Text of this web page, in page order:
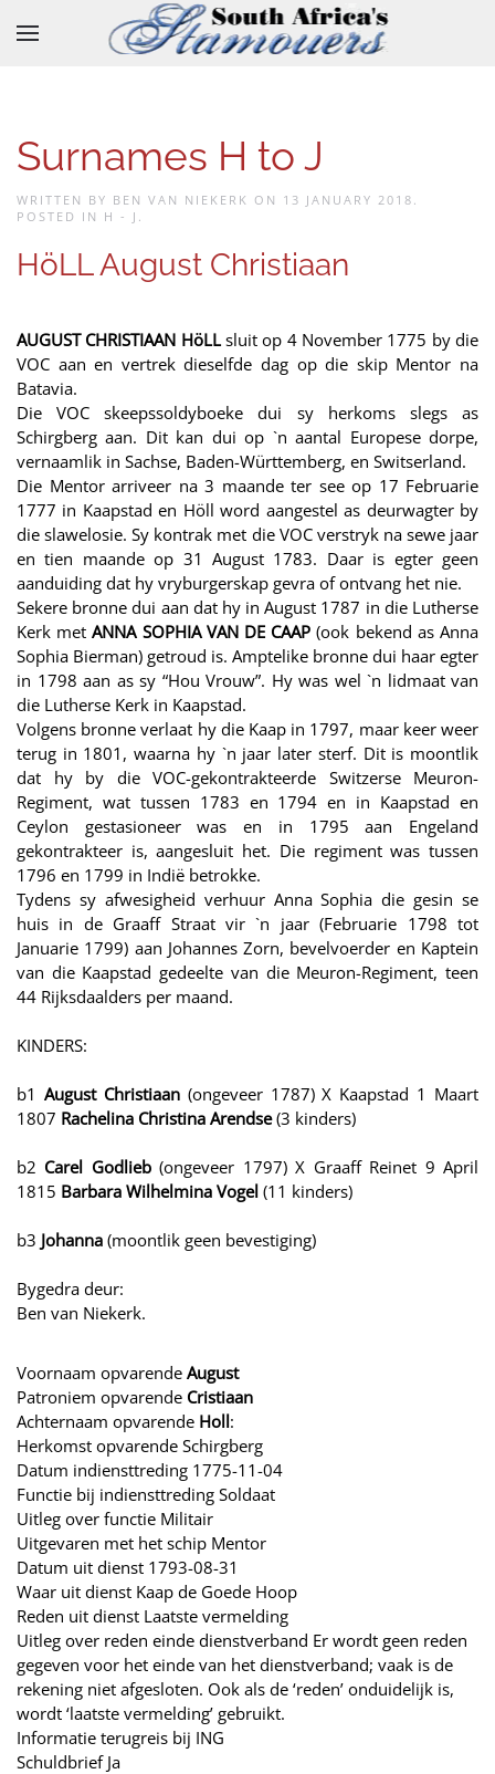
Skip to main content
Surnames H to J
WRITTEN BY BEN VAN NIEKERK ON 13 JANUARY 2018 .
POSTED IN H - J .
HöLL August Christiaan
AUGUST CHRISTIAAN HöLLsluit op 4 November 1775 by die
VOC aan en vertrek dieselfde dag op die skip Mentor na
Batavia.
Die VOC skeepssoldyboeke dui sy herkoms slegs as
Schirgberg aan. Dit kan dui op `n aantal Europese dorpe,
vernaamlik in Sachse, Baden-Württemberg, en Switserland.
Die Mentor arriveer na 3 maande ter see op 17 Februarie
1777 in Kaapstad en Höll word aangestel as deurwagter by
die slawelosie. Sy kontrak met die VOC verstryk na sewe jaar
en tien maande op 31 August 1783. Daar is egter geen
aanduiding dat hy vryburgerskap gevra of ontvang het nie.
Sekere bronne dui aan dat hy in August 1787 in die Lutherse
Kerk metANNA SOPHIA VAN DE CAAP (ook bekend as Anna
Sophia Bierman) getroud is. Amptelike bronne dui haar egter
in 1798 aan as sy “Hou Vrouw”. Hy was wel `n lidmaat van
die Lutherse Kerk in Kaapstad.
Volgens bronne verlaat hy die Kaap in 1797, maar keer weer
terug in 1801, waarna hy `n jaar later sterf. Dit is moontlik
dat hy by die VOC-gekontrakteerde Switzerse Meuron-
Regiment, wat tussen 1783 en 1794 en in Kaapstad en
Ceylon gestasioneer was en in 1795 aan Engeland
gekontrakteer is, aangesluit het. Die regiment was tussen
1796 en 1799 in Indië betrokke.
Tydens sy afwesigheid verhuur Anna Sophia die gesin se
huis in de Graaff Straat vir `n jaar (Februarie 1798 tot
Januarie 1799) aan Johannes Zorn, bevelvoerder en Kaptein
van die Kaapstad gedeelte van die Meuron-Regiment, teen
44 Rijksdaalders per maand.
KINDERS:
b1 August Christiaan(ongeveer 1787) X Kaapstad 1 Maart
1807 Rachelina Christina Arendse(3 kinders)
b2 Carel Godlieb(ongeveer 1797) X Graaff Reinet 9 April
1815 Barbara Wilhelmina Vogel (11 kinders)
b3 Johanna (moontlik geen bevestiging)
Bygedra deur:
Ben van Niekerk.
Voornaam opvarende August
Patroniem opvarende Cristiaan
Achternaam opvarende Holl:
Herkomst opvarende Schirgberg
Datum indiensttreding 1775-11-04
Functie bij indiensttreding Soldaat
Uitleg over functie Militair
Uitgevaren met het schip Mentor
Datum uit dienst 1793-08-31
Waar uit dienst Kaap de Goede Hoop
Reden uit dienst Laatste vermelding
Uitleg over reden einde dienstverband Er wordt geen reden
gegeven voor het einde van het dienstverband; vaak is de
rekening niet afgesloten. Ook als de ‘reden’ onduidelijk is,
wordt ‘laatste vermelding’ gebruikt.
Informatie terugreis bij ING
Schuldbrief Ja